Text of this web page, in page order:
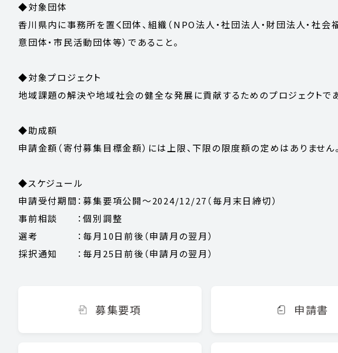
◆対象団体
香川県内に事務所を置く団体、組織（NPO法人・社団法人・財団法人・社会
意団体・市民活動団体等）であること。
◆対象プロジェクト
地域課題の解決や地域社会の健全な発展に貢献するためのプロジェクトであ
◆助成額
申請金額（寄付募集目標金額）には上限、下限の限度額の定めはありません。
◆スケジュール
申請受付期間：募集要項公開～2024/12/27（毎月末日締切）
事前相談 ：個別調整
選考 ：毎月10日前後（申請月の翌月）
採択通知 ：毎月25日前後（申請月の翌月）
募集要項 申請書